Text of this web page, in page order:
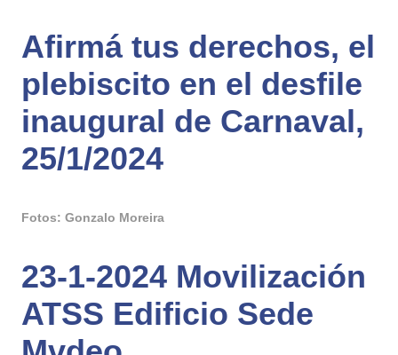
Afirmá tus derechos, el
plebiscito en el desfile
inaugural de Carnaval,
25/1/2024
Fotos: Gonzalo Moreira
23-1-2024 Movilización
ATSS Edificio Sede